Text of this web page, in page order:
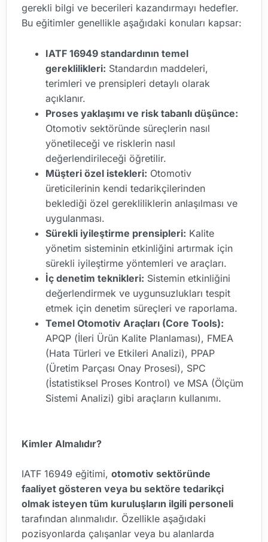
gerekli bilgi ve becerileri kazandırmayı hedefler.
Bu eğitimler genellikle aşağıdaki konuları kapsar:
IATF 16949 standardının temel
gereklilikleri: Standardın maddeleri,
terimleri ve prensipleri detaylı olarak
açıklanır.
Proses yaklaşımı ve risk tabanlı düşünce:
Otomotiv sektöründe süreçlerin nasıl
yönetileceği ve risklerin nasıl
değerlendirileceği öğretilir.
Müşteri özel istekleri: Otomotiv
üreticilerinin kendi tedarikçilerinden
beklediği özel gerekliliklerin anlaşılması ve
uygulanması.
Sürekli iyileştirme prensipleri: Kalite
yönetim sisteminin etkinliğini artırmak için
sürekli iyileştirme yöntemleri ve araçları.
İç denetim teknikleri: Sistemin etkinliğini
değerlendirmek ve uygunsuzlukları tespit
etmek için denetim süreçleri ve raporlama.
Temel Otomotiv Araçları (Core Tools):
APQP (İleri Ürün Kalite Planlaması), FMEA
(Hata Türleri ve Etkileri Analizi), PPAP
(Üretim Parçası Onay Prosesi), SPC
(İstatistiksel Proses Kontrol) ve MSA (Ölçüm
Sistemi Analizi) gibi araçların kullanımı.
Kimler Almalıdır?
IATF 16949 eğitimi, otomotiv sektöründe
faaliyet gösteren veya bu sektöre tedarikçi
olmak isteyen tüm kuruluşların ilgili personeli
tarafından alınmalıdır. Özellikle aşağıdaki
pozisyonlarda çalışanlar veya bu alanlarda